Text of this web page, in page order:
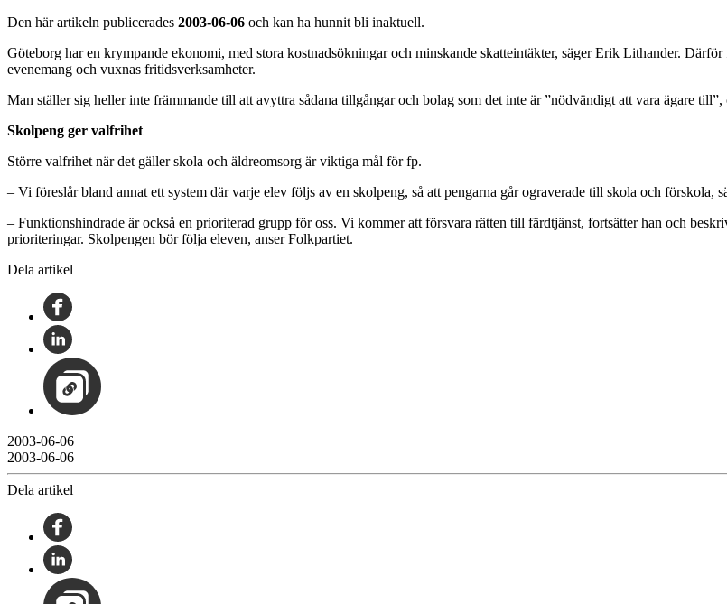
Den här artikeln publicerades 2003-06-06 och kan ha hunnit bli inaktuell.
Göteborg har en krympande ekonomi, med stora kostnadsökningar och minskande skatteintäkter, säger Erik Lithander.
evenemang och vuxnas fritidsverksamheter.
Man ställer sig heller inte främmande till att avyttra sådana tillgångar och bolag som det inte är ”nödvändigt att vara ägare
Skolpeng ger valfrihet
Större valfrihet när det gäller skola och äldreomsorg är viktiga mål för fp.
– Vi föreslår bland annat ett system där varje elev följs av en skolpeng, så att pengarna går ograverade till skola och förskola,
– Funktionshindrade är också en prioriterad grupp för oss. Vi kommer att försvara rätten till färdtjänst, fortsätter han och
prioriteringar. Skolpengen bör följa eleven, anser Folkpartiet.
Dela artikel
2003-06-06
2003-06-06
Dela artikel